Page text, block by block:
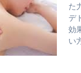
た
デ
効
い